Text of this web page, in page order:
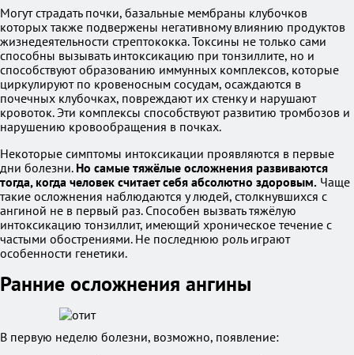
Могут страдать почки, базальные мембраны клубочков
которых также подвержены негативному влиянию продуктов
жизнедеятельности стрептококка. Токсины не только сами
способны вызывать интоксикацию при тонзиллите, но и
способствуют образованию иммунных комплексов, которые
циркулируют по кровеносным сосудам, осаждаются в
почечных клубочках, повреждают их стенку и нарушают
кровоток. Эти комплексы способствуют развитию тромбозов и
нарушению кровообращения в почках.
Некоторые симптомы интоксикации проявляются в первые
дни болезни. Но самые тяжёлые осложнения развиваются
тогда, когда человек считает себя абсолютно здоровым. Чаще
такие осложнения наблюдаются у людей, столкнувшихся с
ангиной не в первый раз. Способен вызвать тяжёлую
интоксикацию тонзиллит, имеющий хроническое течение с
частыми обострениями. Не последнюю роль играют
особенности генетики.
Ранние осложнения ангины
В первую неделю болезни, возможно, появление: